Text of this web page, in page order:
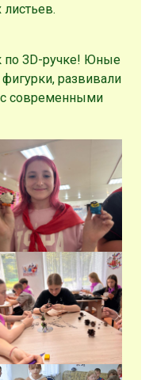
по 3D-ручке! Юные
развивали
с современными